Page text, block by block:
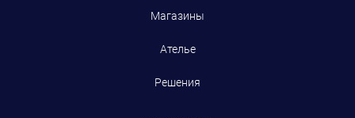
Магазины
Ателье
Решения